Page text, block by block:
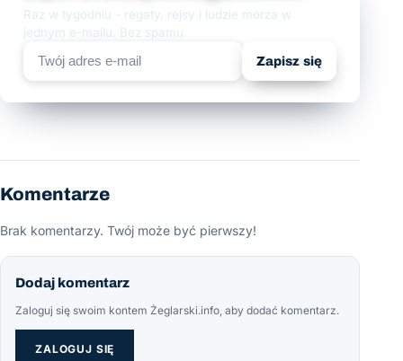
Raz w tygodniu - regaty, rejsy i ludzie morza w
jednym e-mailu. Bez spamu.
Zapisz się
Komentarze
Brak komentarzy. Twój może być pierwszy!
Dodaj komentarz
Zaloguj się swoim kontem Żeglarski.info, aby dodać komentarz.
ZALOGUJ SIĘ